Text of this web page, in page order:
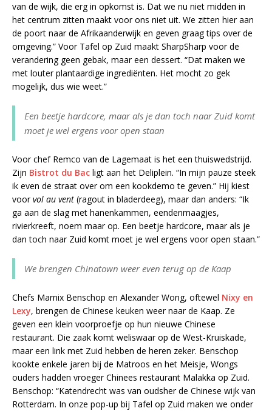
van de wijk, die erg in opkomst is. Dat we nu niet midden in
het centrum zitten maakt voor ons niet uit. We zitten hier aan
de poort naar de Afrikaanderwijk en geven graag tips over de
omgeving.” Voor Tafel op Zuid maakt SharpSharp voor de
verandering geen gebak, maar een dessert. “Dat maken we
met louter plantaardige ingrediënten. Het mocht zo gek
mogelijk, dus wie weet.”
Een beetje hardcore, maar als je dan toch naar Zuid komt
moet je wel ergens voor open staan
Voor chef Remco van de Lagemaat is het een thuiswedstrijd.
Zijn Bistrot du Bac ligt aan het Deliplein. “In mijn pauze steek
ik even de straat over om een kookdemo te geven.” Hij kiest
voorvol au vent (ragout in bladerdeeg), maar dan anders: “Ik
ga aan de slag met hanenkammen, eendenmaagjes,
rivierkreeft, noem maar op. Een beetje hardcore, maar als je
dan toch naar Zuid komt moet je wel ergens voor open staan.”
We brengen Chinatown weer even terug op de Kaap
Chefs Marnix Benschop en Alexander Wong, oftewel Nixy en
Lexy, brengen de Chinese keuken weer naar de Kaap. Ze
geven een klein voorproefje op hun nieuwe Chinese
restaurant. Die zaak komt weliswaar op de West-Kruiskade,
maar een link met Zuid hebben de heren zeker. Benschop
kookte enkele jaren bij de Matroos en het Meisje, Wongs
ouders hadden vroeger Chinees restaurant Malakka op Zuid.
Benschop: “Katendrecht was van oudsher de Chinese wijk van
Rotterdam. In onze pop-up bij Tafel op Zuid maken we onder